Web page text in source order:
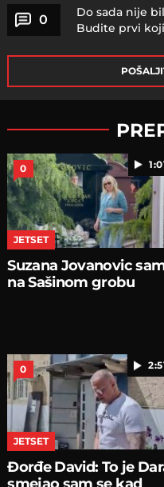
0
Do sada nije
Budite prvi
0
JETSET
Suzana Jovanovic
na Sašinom grobu
0
JETSET
Đorđe David: To je
smejao sam se kad